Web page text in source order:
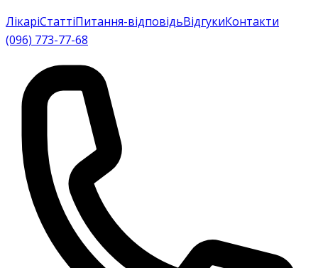
ЛікаріСтаттіПитання-відповідьВідгукиКонтакти
(096) 773-77-68